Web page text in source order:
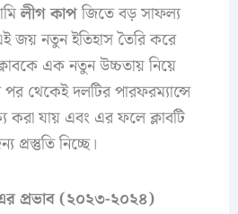
লীগ কাপজিতে বড় সাফল্য
জয় নতুন ইতিহাস তৈরি করে
এক নতুন উচ্চতায় নিয়ে
থেকেই দলটির পারফরম্যান্সে
করা যায় এবং এর ফলে ক্লাবটি
নিচ্ছে।
প্রভাব (২০২৩-২০২৪)